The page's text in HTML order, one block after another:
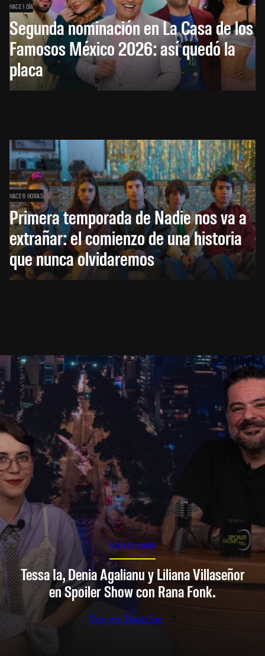
HACE 1 DÍA
Segunda nominación en La Casa de los
Famosos México 2026: así quedó la
placa
HACE 6 HORAS
Primera temporada de Nadie nos va a
extrañar: el comienzo de una historia
que nunca olvidaremos
SPOILER SHOW
Tessa Ia, Denia Agalianu y Liliana Villaseñor
en Spoiler Show con Rana Fonk.
Ver en Youtube